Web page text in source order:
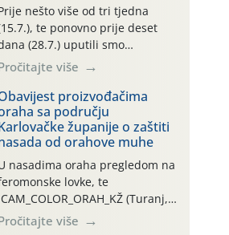
06.7.)! Na početku ovog
je zabilježeno je
i ekstremno vruće
razdoblje, uz
temperature […]
nešto više od tri tjedna
te ponovno prije deset
(28.7.) uputili smo
vlasnicima plantažnih
nasada oraha i pojedinačnih
o početku leta i
potrebi usmjerenog
orahove muhe
completa)! Već
dana traje drugi
“toplinski udar”, koji
naročito izražen zadnja šest
(31.7.-05.8.), jer najviše
zraka svakodnevno
više
proizvođačima
sa području
županije o zaštiti
od orahove muhe
nasadima oraha pregledom na
lovke, te
CAM_COLOR_ORAH_KŽ (Turanj,
zabilježena je mala
više